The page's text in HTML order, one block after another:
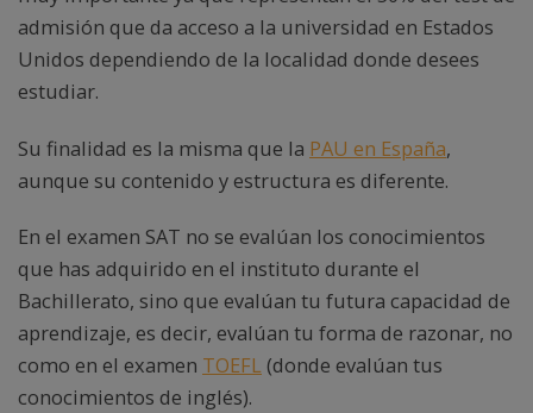
admisión que da acceso a la universidad en Estados
Unidos dependiendo de la localidad donde desees
estudiar.
Su finalidad es la misma que la PAU en España,
aunque su contenido y estructura es diferente.
En el examen SAT no se evalúan los conocimientos
que has adquirido en el instituto durante el
Bachillerato, sino que evalúan tu futura capacidad de
aprendizaje, es decir, evalúan tu forma de razonar, no
como en el examen TOEFL(donde evalúan tus
conocimientos de inglés).